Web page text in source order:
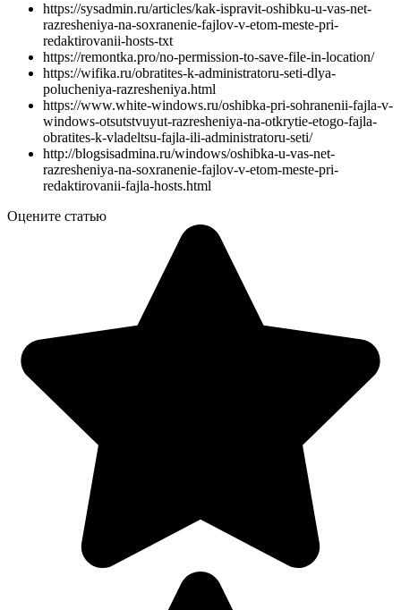
https://sysadmin.ru/articles/kak-ispravit-oshibku-u-vas-net-
razresheniya-na-soxranenie-fajlov-v-etom-meste-pri-
redaktirovanii-hosts-txt
https://remontka.pro/no-permission-to-save-file-in-location/
https://wifika.ru/obratites-k-administratoru-seti-dlya-
polucheniya-razresheniya.html
https://www.white-windows.ru/oshibka-pri-sohranenii-fajla-v-
windows-otsutstvuyut-razresheniya-na-otkrytie-etogo-fajla-
obratites-k-vladeltsu-fajla-ili-administratoru-seti/
http://blogsisadmina.ru/windows/oshibka-u-vas-net-
razresheniya-na-soxranenie-fajlov-v-etom-meste-pri-
redaktirovanii-fajla-hosts.html
Оцените статью